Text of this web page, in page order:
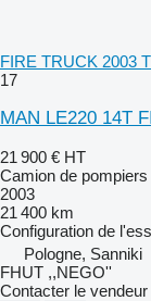
FIRE TRUCK 2003
17
MAN LE220 14T
21 900 € HT
Camion de pompiers
2003
21 400 km
Configuration de
Pologne, Sanniki
FHUT ,,NEGO''
Contacter le vendeur